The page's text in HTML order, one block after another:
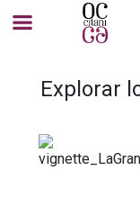
Explorar